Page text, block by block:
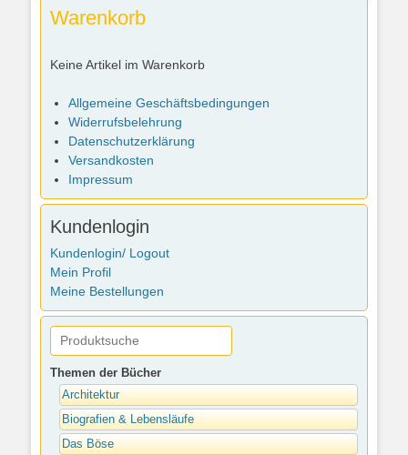
Warenkorb
Keine Artikel im Warenkorb
Allgemeine Geschäftsbedingungen
Widerrufsbelehrung
Datenschutzerklärung
Versandkosten
Impressum
Kundenlogin
Kundenlogin/ Logout
Mein Profil
Meine Bestellungen
Themen der Bücher
Architektur
Biografien & Lebensläufe
Das Böse